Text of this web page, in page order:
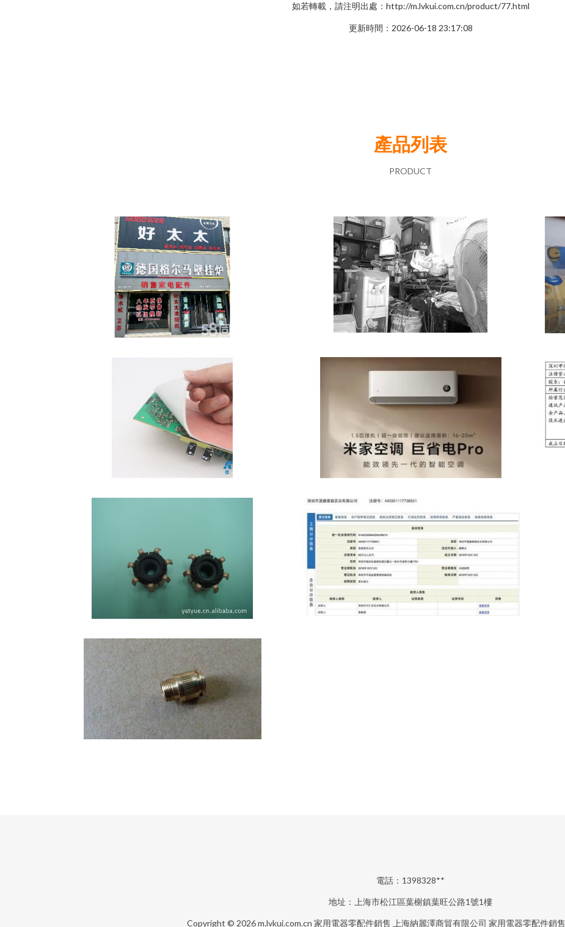
如若轉載，請注明出處：http://m.lvkui.com.cn/product/77.html
更新時間：2026-06-18 23:17:08
產品列表
PRODUCT
電話：1398328**
地址：上海市松江區葉榭鎮葉旺公路1號1樓
Copyright © 2026m.lvkui.com.cn 家用電器零配件銷售 上海納麗澤商貿有限公司 家用電器零配件銷售